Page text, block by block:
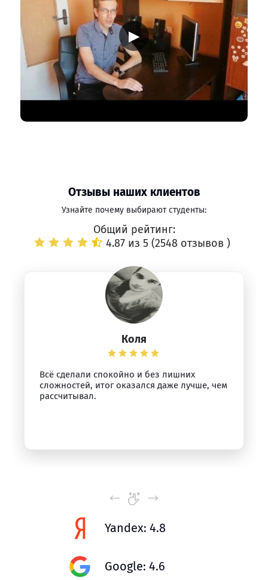
▶
Отзывы наших клиентов
Узнайте почему выбирают студенты:
Общий рейтинг:
4.87 из 5 (2548 отзывов )
Коля
Всё сделали спокойно и без лишних
сложностей, итог оказался даже лучше, чем
рассчитывал.
Yandex: 4.8
Google: 4.6